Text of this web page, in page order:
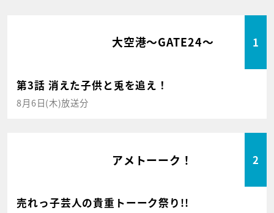
大空港～GATE24～ 1
第3話 消えた子供と兎を追え！
8月6日(木)放送分
アメトーーク！ 2
売れっ子芸人の貴重トーーク祭り!!